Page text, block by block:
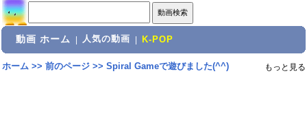
動画 ホーム 人気の動画 K-POP
ホーム>> 前のページ>> Spiral Gameで遊びました(^^) もっと見る